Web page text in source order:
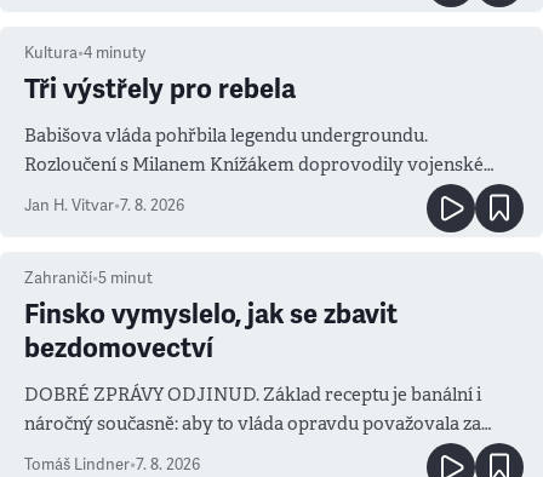
Kultura•4 minuty
Tři výstřely pro rebela
Babišova vláda pohřbila legendu undergroundu.
Rozloučení s Milanem Knížákem doprovodily vojenské
salvy i kritika pokrokářů
Jan H. Vitvar•7. 8. 2026
Zahraničí•5 minut
Finsko vymyslelo, jak se zbavit
bezdomovectví
DOBRÉ ZPRÁVY ODJINUD. Základ receptu je banální i
náročný současně: aby to vláda opravdu považovala za
prioritu
Tomáš Lindner•7. 8. 2026